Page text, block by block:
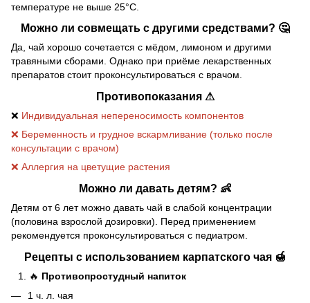
температуре не выше 25°C.
Можно ли совмещать с другими средствами? 🤔
Да, чай хорошо сочетается с мёдом, лимоном и другими
травяными сборами. Однако при приёме лекарственных
препаратов стоит проконсультироваться с врачом.
Противопоказания ⚠
❌ Индивидуальная непереносимость компонентов
❌ Беременность и грудное вскармливание (только после
консультации с врачом)
❌ Аллергия на цветущие растения
Можно ли давать детям? 👶
Детям от 6 лет можно давать чай в слабой концентрации
(половина взрослой дозировки). Перед применением
рекомендуется проконсультироваться с педиатром.
Рецепты с использованием карпатского чая 🍯
🔥 Противопростудный напиток
1 ч. л. чая